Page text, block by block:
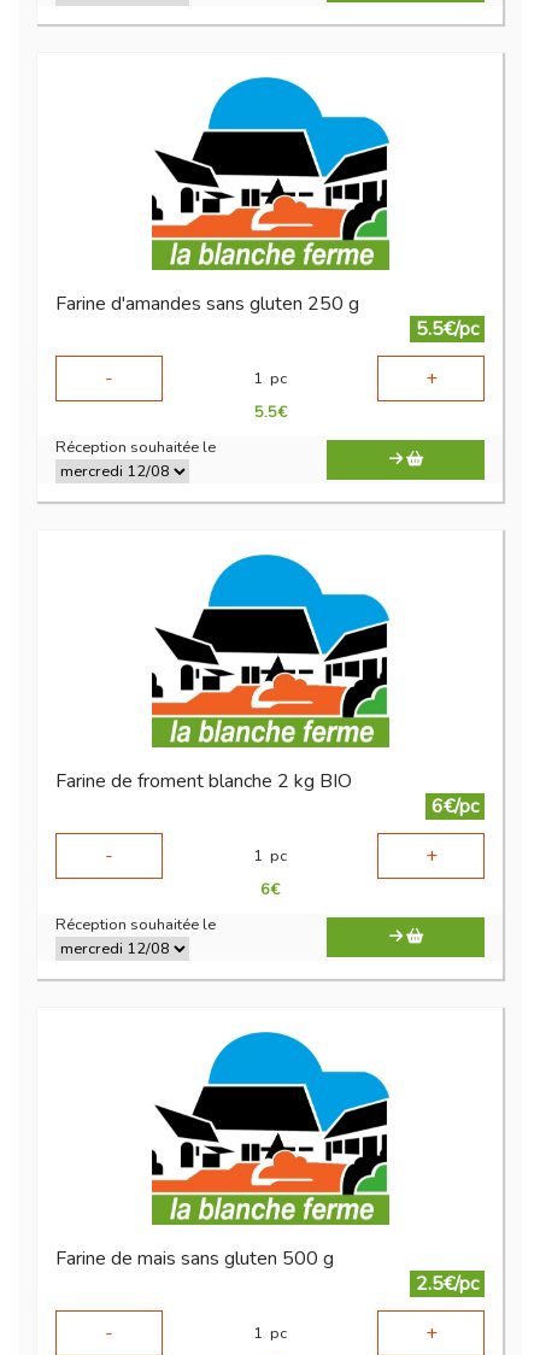
Farine d'amandes sans gluten 250 g
5.5€/pc
-
1 pc +
5.5€
Réception souhaitée le
Farine de froment blanche 2 kg BIO
6€/pc
-
1 pc +
6€
Réception souhaitée le
Farine de mais sans gluten 500 g
2.5€/pc
-
1 pc +